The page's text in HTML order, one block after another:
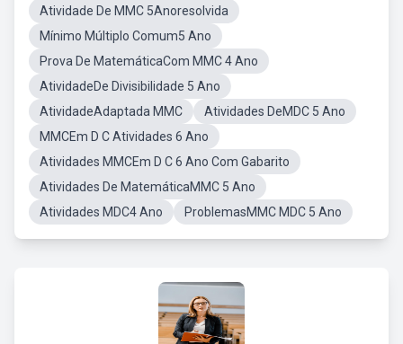
Atividade De MMC 5Anoresolvida
Mínimo Múltiplo Comum5 Ano
Prova De MatemáticaCom MMC 4 Ano
AtividadeDe Divisibilidade 5 Ano
AtividadeAdaptada MMC
Atividades DeMDC 5 Ano
MMCEm D C Atividades 6 Ano
Atividades MMCEm D C 6 Ano Com Gabarito
Atividades De MatemáticaMMC 5 Ano
Atividades MDC4 Ano
ProblemasMMC MDC 5 Ano